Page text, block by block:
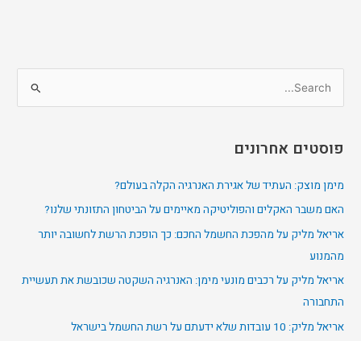
e
r
o
r
:
פוסטים אחרונים
מימן מוצק: העתיד של אגירת האנרגיה הקלה בעולם?
האם משבר האקלים והפוליטיקה מאיימים על הביטחון התזונתי שלנו?
אריאל מליק על מהפכת החשמל החכם: כך הופכת הרשת לחשובה יותר
מהמנוע
אריאל מליק על רכבים מונעי מימן: האנרגיה השקטה שכובשת את תעשיית
התחבורה
אריאל מליק: 10 עובדות שלא ידעתם על רשת החשמל בישראל